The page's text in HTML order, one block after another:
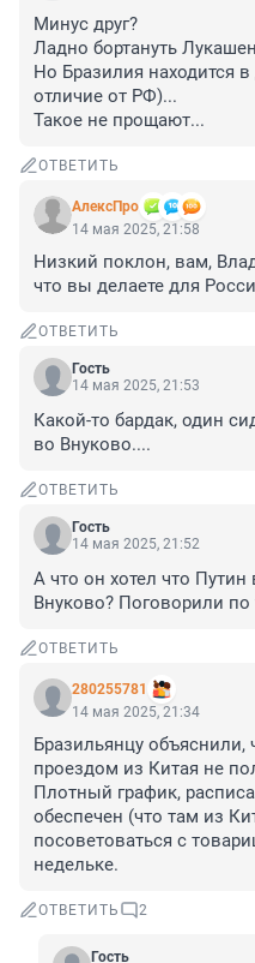
Минус друг?
Ладно бортануть
Но Бразилия находится
отличие от РФ)...
Такое не прощают...
ОТВЕТИТЬ
АлексПро
14 мая 2025, 21:58
Низкий поклон, вам,
что вы делаете для
ОТВЕТИТЬ
Гость
14 мая 2025, 21:53
Какой-то бардак, один
во Внуково....
ОТВЕТИТЬ
Гость
14 мая 2025, 21:52
А что он хотел что Путин
Внуково? Поговорили
ОТВЕТИТЬ
280255781
14 мая 2025, 21:34
Бразильянцу объяснили,
проездом из Китая не
Плотный график,
обеспечен (что там из
посоветоваться с
недельке.
ОТВЕТИТЬ 2
Гость